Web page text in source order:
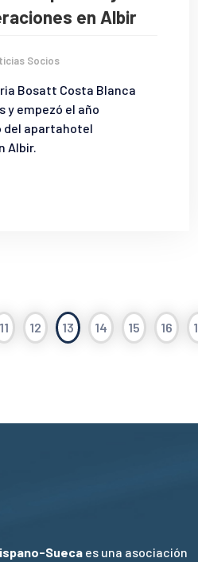
en Albir
Socios
Bosatt Costa Blanca
y empezó el año
del apartahotel
Albir.
11 12 13 14 15 16
Sueca es una asociación